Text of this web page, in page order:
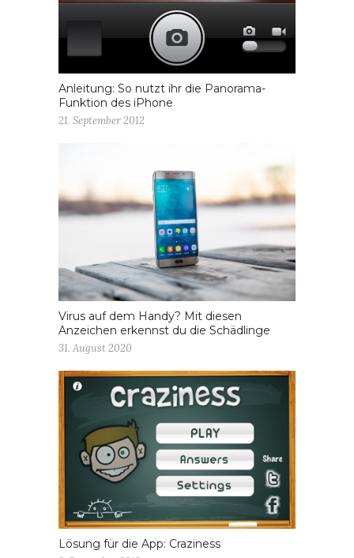
Anleitung: So nutzt ihr die Panorama-
Funktion des iPhone
21. September 2012
Virus auf dem Handy? Mit diesen
Anzeichen erkennst du die Schädlinge
31. August 2020
Lösung für die App: Craziness